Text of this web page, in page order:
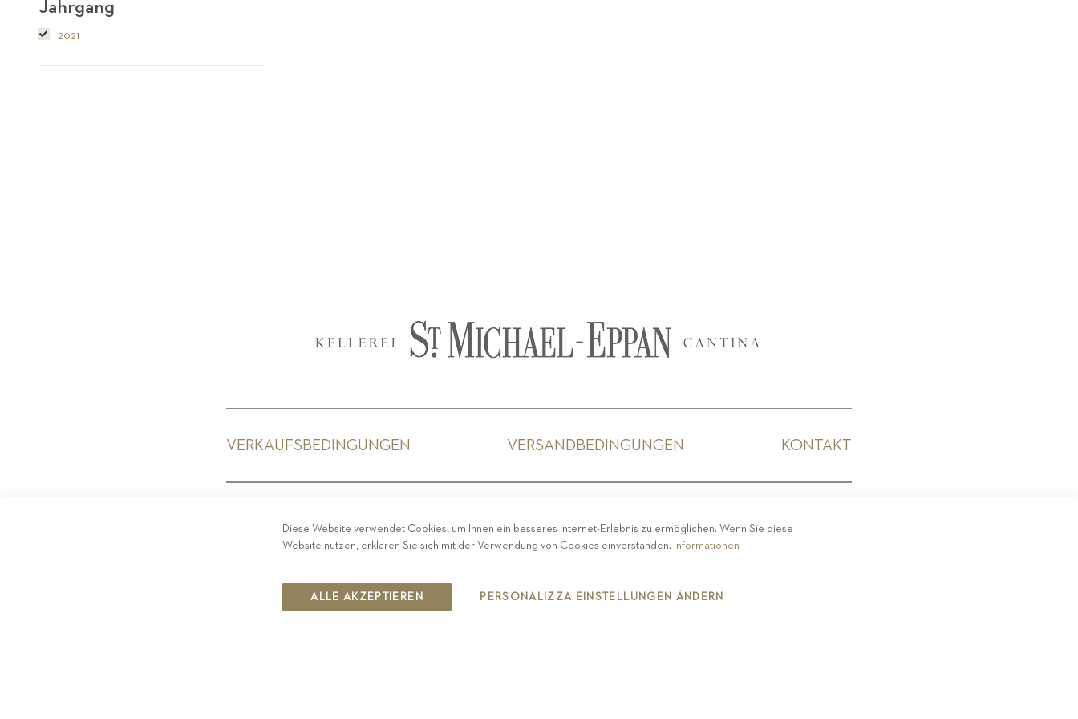
Jahrgang
2021
VERKAUFSBEDINGUNGEN VERSANDBEDINGUNGEN KONTAKT
COPYRIGHT 2019 ST.MICHAEL - EPPAN
Diese Website verwendet Cookies, um Ihnen ein besseres Internet-Erlebnis zu ermöglichen. Wenn Sie diese
Website nutzen, erklären Sie sich mit der Verwendung von Cookies einverstanden. Informationen
ALLE AKZEPTIEREN PERSONALIZZA EINSTELLUNGEN ÄNDERN